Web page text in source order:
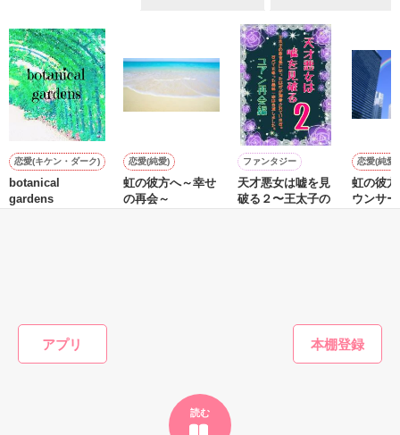
アプリ
読む
恋愛(キケン・ダーク)
botanical
gardens
恋愛(純愛)
虹の彼方へ～幸せ
の再会～
ファンタジー
天才悪女は嘘を見
破る２〜王太子の
恋愛(純愛)
虹の彼
ウンサ